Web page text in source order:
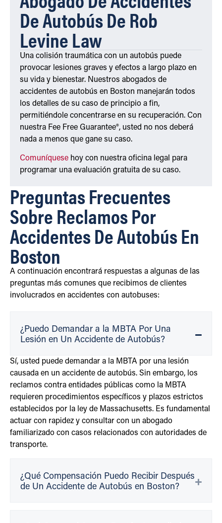
De Autobús De Rob
Levine Law
Una colisión traumática con un autobús puede
provocar lesiones graves y efectos a largo plazo en
su vida y bienestar. Nuestros abogados de
accidentes de autobús en Boston manejarán todos
los detalles de su caso de principio a fin,
permitiéndole concentrarse en su recuperación. Con
nuestra Fee Free Guarantee®, usted no nos deberá
nada a menos que gane su caso.
Comuníquese hoy con nuestra oficina legal para
programar una evaluación gratuita de su caso.
Preguntas Frecuentes
Sobre Reclamos Por
Accidentes De Autobús En
Boston
A continuación encontrará respuestas a algunas de las
preguntas más comunes que recibimos de clientes
involucrados en accidentes con autobuses:
¿Puedo Demandar a la MBTA Por Una
Lesión en Un Accidente de Autobús?
Sí, usted puede demandar a la MBTA por una lesión
causada en un accidente de autobús. Sin embargo, los
reclamos contra entidades públicas como la MBTA
requieren procedimientos específicos y plazos estrictos
establecidos por la ley de Massachusetts. Es fundamental
actuar con rapidez y consultar con un abogado
familiarizado con casos relacionados con autoridades de
transporte.
¿Qué Compensación Puedo Recibir Después
de Un Accidente de Autobús en Boston?